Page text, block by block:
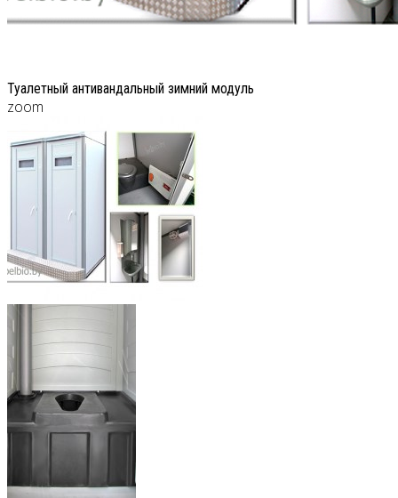
Туалетный антивандальный зимний модуль
zoom